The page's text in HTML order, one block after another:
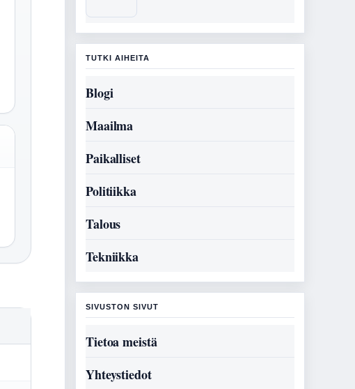
TUTKI AIHEITA
Blogi
Maailma
Paikalliset
Politiikka
Talous
Tekniikka
SIVUSTON SIVUT
Tietoa meistä
Yhteystiedot